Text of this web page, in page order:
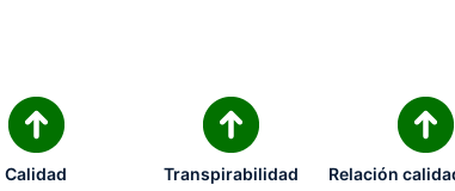
Calidad Transpirabilidad Relación